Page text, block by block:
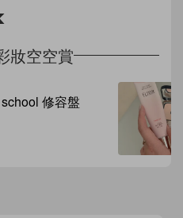
妝空空賞
修容盤